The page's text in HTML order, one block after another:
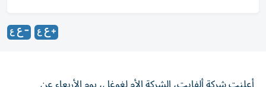
أعلنت شركة ألفابت، الشركة الأم لغوغل، يوم الأربعاء عن